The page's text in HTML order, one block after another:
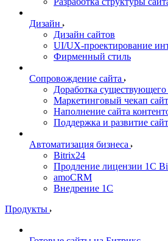
Дизайн
Дизайн сайтов
UI/UX-проектирование
Фирменный стиль
Сопровождение сайта
Доработка существующего
Маркетинговый чекап
Наполнение сайта
Поддержка и развитие
Автоматизация бизнеса
Bitrix24
Продление лицензии 1C
amoCRM
Внедрение 1C
Продукты